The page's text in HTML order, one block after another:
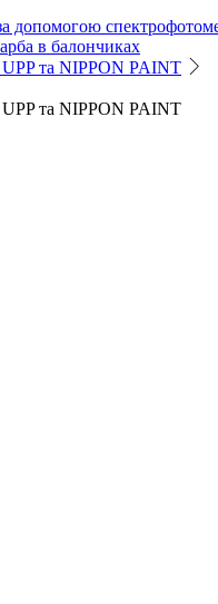
допомогою
в балончиках
та NIPPON PAINT
та NIPPON PAINT